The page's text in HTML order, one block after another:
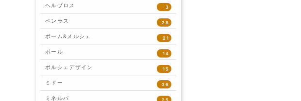
ヘルブロス 3
ベンラス 28
ボーム&メルシェ 21
ボール 14
ポルシェデザイン 15
ミドー 36
ミネルバ 25